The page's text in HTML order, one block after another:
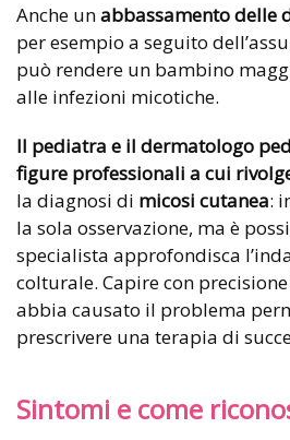
Anche unabbassamento delle
per esempio a seguito
può rendere un bambino
alle infezioni micotiche.
Il pediatra e il dermatologo
figure professionali a cui
la diagnosi di micosi cutanea:
la sola osservazione, ma è
specialista approfondisca
colturale. Capire con
abbia causato il problema
prescrivere una terapia di
Sintomi e come